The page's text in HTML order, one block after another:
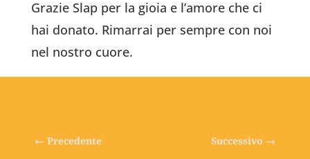
Grazie Slap per la gioia e l’amore che ci
hai donato. Rimarrai per sempre con noi
nel nostro cuore.
← Precedente Successivo →